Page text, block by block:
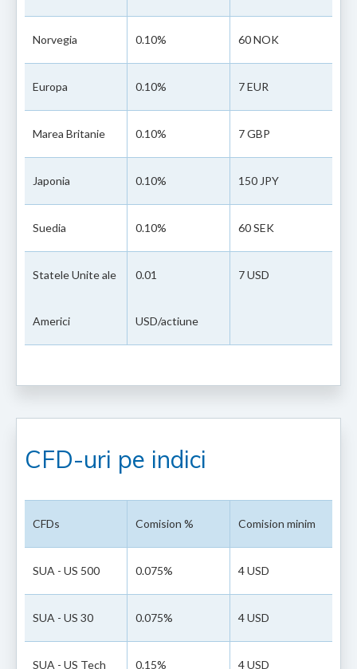
Norvegia 0.10% 60 NOK
Europa 0.10% 7 EUR
Marea Britanie 0.10% 7 GBP
Japonia 0.10% 150 JPY
Suedia 0.10% 60 SEK
Statele Unite ale
Americi
0.01
USD/actiune
7 USD
CFD-uri pe indici
CFDs Comision % Comision minim
SUA - US 500 0.075% 4 USD
SUA - US 30 0.075% 4 USD
SUA - US Tech 0.15% 4 USD